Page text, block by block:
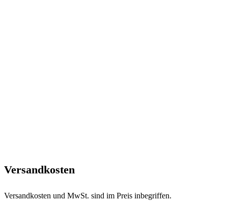
Versandkosten
Versandkosten und MwSt. sind im Preis inbegriffen.